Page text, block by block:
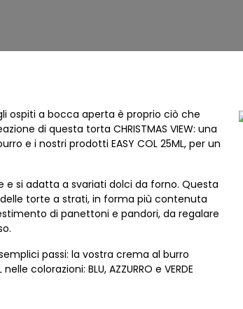
ospiti a bocca aperta è proprio ciò che
di questa torta CHRISTMAS VIEW: una
e i nostri prodotti EASY COL 25ML, per un
e si adatta a svariati dolci da forno. Questa
torte a strati, in forma più contenuta
di panettoni e pandori, da regalare
passi: la vostra crema al burro
colorazioni: BLU, AZZURRO e VERDE